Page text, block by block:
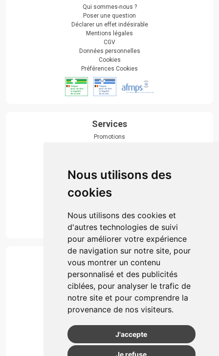
Nous utilisons des
cookies
Nous utilisons des cookies et
d'autres technologies de suivi
pour améliorer votre expérience
de navigation sur notre site, pour
vous montrer un contenu
personnalisé et des publicités
ciblées, pour analyser le trafic de
notre site et pour comprendre la
provenance de nos visiteurs.
J'accepte
Je refuse
Qui sommes-nous ?
Poser une question
Déclarer un effet indésirable
Mentions légales
CGV
Données personnelles
Cookies
Préférences Cookies
Services
Promotions
Actualités & conseils
Événements
Marques
Suivez-nous
Paiement
Simple, rapide et 100% sécurisé
Retrait & Livriason
Retrait en automate ou Locker
Livraison chez vous